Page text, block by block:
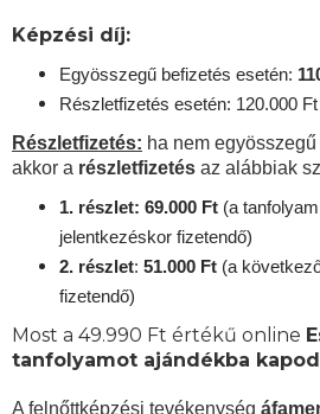
Képzési díj:
Egyösszegű befizetés esetén:
Részletfizetés esetén: 120.000 Ft
Részletfizetés: ha nem
akkor a részletfizetés az alábbiak
1. részlet: 69.000 Ft (a
jelentkezéskor fizetendő)
2. részlet: 51.000 Ft (a
fizetendő)
Most a 49.990 Ft értékű online
tanfolyamot ajándékba kapod
A felnőttképzési tevékenység